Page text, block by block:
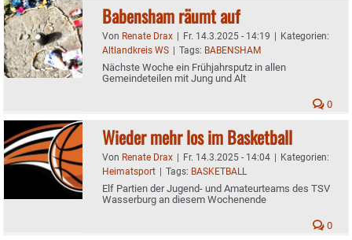
Babensham räumt auf
Von Renate Drax | Fr. 14.3.2025 - 14:19 | Kategorien:
Altlandkreis WS | Tags: BABENSHAM
Nächste Woche ein Frühjahrsputz in allen
Gemeindeteilen mit Jung und Alt
0
Wieder mehr los im Basketball
Von Renate Drax | Fr. 14.3.2025 - 14:04 | Kategorien:
Heimatsport | Tags: BASKETBALL
Elf Partien der Jugend- und Amateurteams des TSV
Wasserburg an diesem Wochenende
0